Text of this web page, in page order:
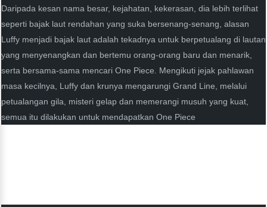
Daripada kesan nama besar, kejahatan, kekerasan, dia lebih terlihat
seperti bajak laut rendahan yang suka bersenang-senang, alasan
Luffy menjadi bajak laut adalah tekadnya untuk berpetualang di lautan
yang menyenangkan dan bertemu orang-orang baru dan menarik,
serta bersama-sama mencari One Piece. Mengikuti jejak pahlawan
masa kecilnya, Luffy dan krunya mengarungi Grand Line, melalui
petualangan gila, misteri gelap dan memerangi musuh yang kuat,
semua itu dilakukan untuk mendapatkan One Piece